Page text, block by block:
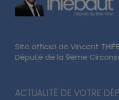
Site officiel de Vincent
Député de la 9ème
ACTUALITÉ DE VOTRE